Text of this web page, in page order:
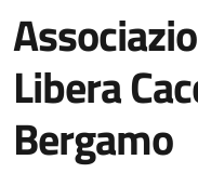
Libera
Bergamo